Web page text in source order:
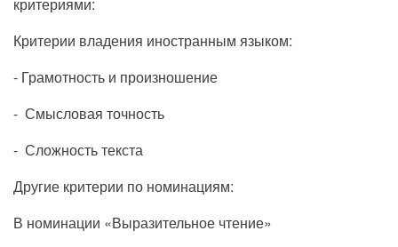
Критерии владения иностранным языком:
- Грамотность и произношение
- Смысловая точность
- Сложность текста
Другие критерии по номинациям:
В номинации «Выразительное чтение»